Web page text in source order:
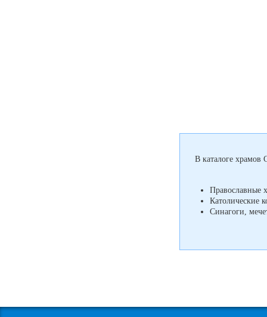
В каталоге храмов
Православные
Католические
Синагоги,